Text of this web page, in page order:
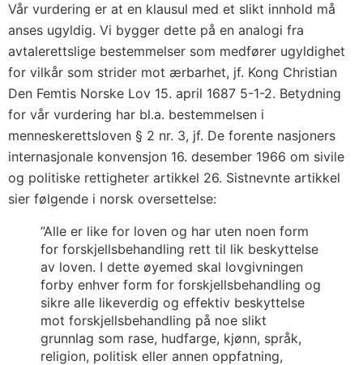
Vår vurdering er at en klausul med et slikt innhold må
anses ugyldig. Vi bygger dette på en analogi fra
avtalerettslige bestemmelser som medfører ugyldighet
for vilkår som strider mot ærbarhet, jf. Kong Christian
Den Femtis Norske Lov 15. april 1687 5-1-2. Betydning
for vår vurdering har bl.a. bestemmelsen i
menneskerettsloven § 2 nr. 3, jf. De forente nasjoners
internasjonale konvensjon 16. desember 1966 om sivile
og politiske rettigheter artikkel 26. Sistnevnte artikkel
sier følgende i norsk oversettelse:
”Alle er like for loven og har uten noen form
for forskjellsbehandling rett til lik beskyttelse
av loven. I dette øyemed skal lovgivningen
forby enhver form for forskjellsbehandling og
sikre alle likeverdig og effektiv beskyttelse
mot forskjellsbehandling på noe slikt
grunnlag som rase, hudfarge, kjønn, språk,
religion, politisk eller annen oppfatning,